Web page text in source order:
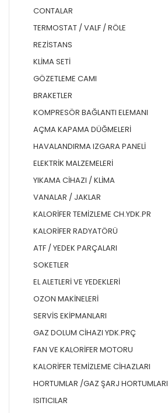
CONTALAR
TERMOSTAT / VALF / RÖLE
REZISTANS
KLIMA SETI
GÖZETLEME CAMI
BRAKETLER
KOMPRESÖR BAĞLANTI ELEMANI
AÇMA KAPAMA DÜĞMELERI
HAVALANDIRMA IZGARA PANELI
ELEKTRIK MALZEMELERI
YIKAMA CIHAZI / KLIMA
VANALAR / JAKLAR
KALORIFER TEMIZLEME CH.YDK.PR
KALORIFER RADYATÖRÜ
ATF / YEDEK PARÇALARI
SOKETLER
EL ALETLERI VE YEDEKLERI
OZON MAKINELERI
SERVIS EKIPMANLARI
GAZ DOLUM CIHAZI YDK.PRÇ
FAN VE KALORIFER MOTORU
KALORIFER TEMIZLEME CIHAZLARI
HORTUMLAR /GAZ ŞARJ HORTUMLARI
ISITICILAR